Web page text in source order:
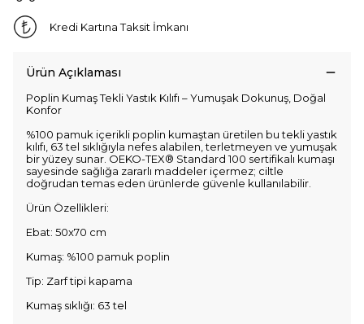
Kredi Kartına Taksit İmkanı
Ürün Açıklaması
Poplin Kumaş Tekli Yastık Kılıfı – Yumuşak Dokunuş, Doğal
Konfor
%100 pamuk içerikli poplin kumaştan üretilen bu tekli yastık
kılıfı, 63 tel sıklığıyla nefes alabilen, terletmeyen ve yumuşak
bir yüzey sunar. OEKO-TEX® Standard 100 sertifikalı kumaşı
sayesinde sağlığa zararlı maddeler içermez; ciltle
doğrudan temas eden ürünlerde güvenle kullanılabilir.
Ürün Özellikleri:
Ebat: 50x70 cm
Kumaş: %100 pamuk poplin
Tip: Zarf tipi kapama
Kumaş sıklığı: 63 tel